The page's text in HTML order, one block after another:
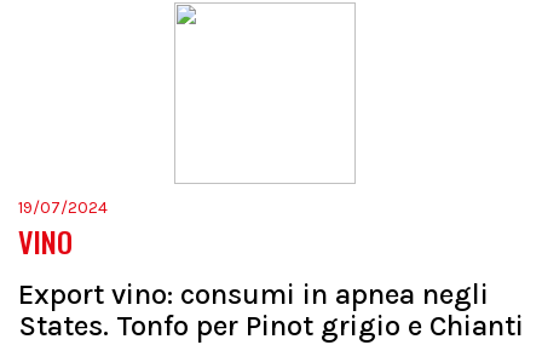
19/07/2024
VINO
Export vino: consumi in apnea negli
States. Tonfo per Pinot grigio e Chianti